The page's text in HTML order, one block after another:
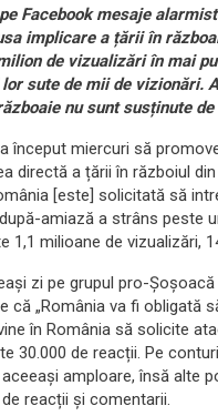
Facebook mesaje
implicare a țării în
de vizualizări în mai
sute de mii de
nu sunt susținute
început miercuri să
directă a țării în războiul
[este] solicitată să
amiază a strâns peste
1,1 milioane de vizualizări,
zi pe grupul pro-
„România va fi obligată
în România să solicite
30.000 de reacții. Pe
amploare, însă alte
reacții și comentarii.